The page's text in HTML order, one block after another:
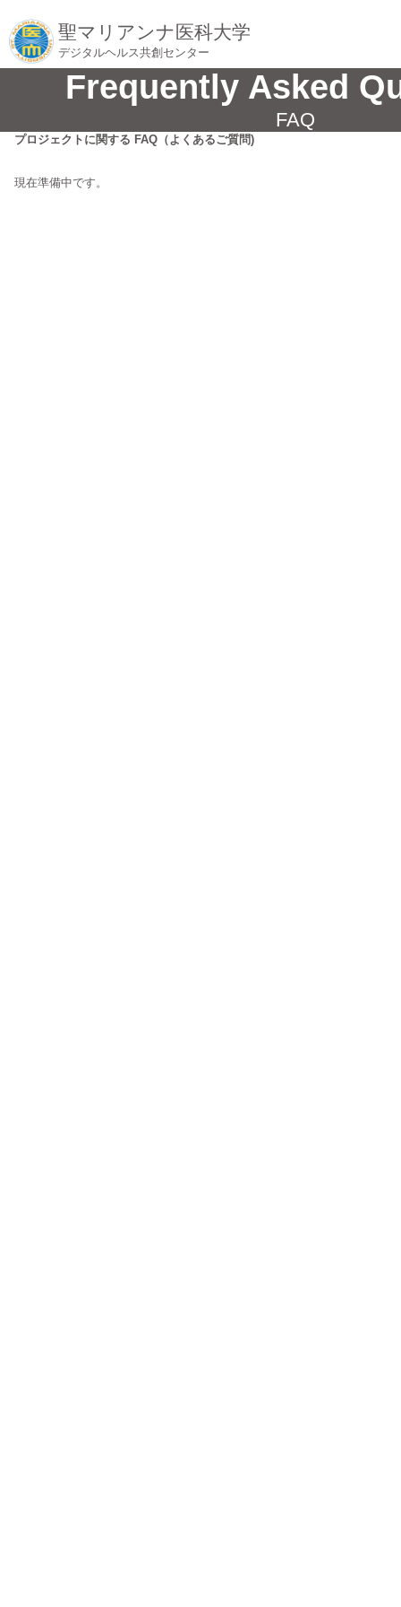
聖マリアンナ医科大学
デジタルヘルス共創センター
Frequently Asked
FAQ
プロジェクトに関する FAQ（よくあるご質問)
現在準備中です。